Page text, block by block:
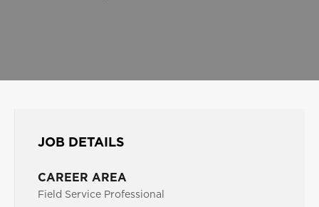
JOB DETAILS
CAREER AREA
Field Service Professional